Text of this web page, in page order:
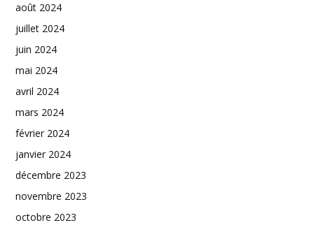
août 2024
juillet 2024
juin 2024
mai 2024
avril 2024
mars 2024
février 2024
janvier 2024
décembre 2023
novembre 2023
octobre 2023